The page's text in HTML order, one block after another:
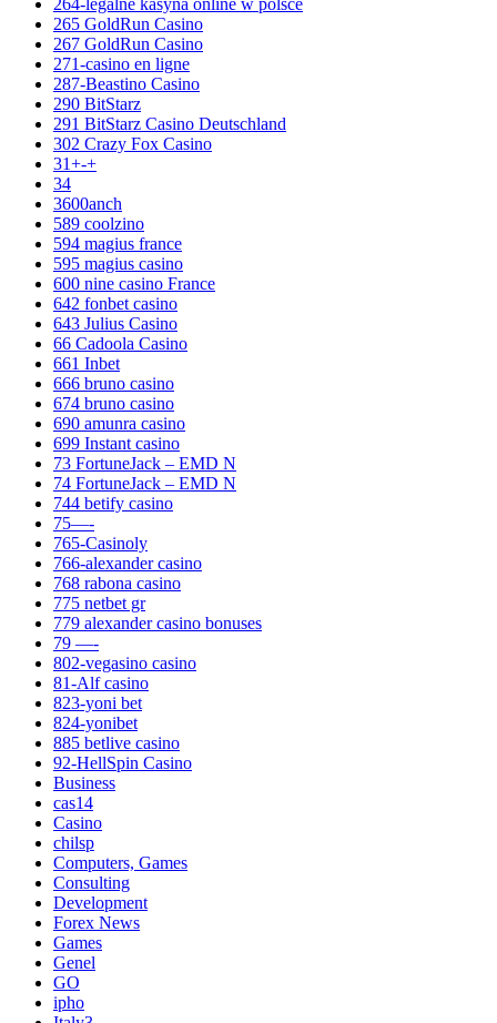
264-legalne kasyna online w polsce
265 GoldRun Casino
267 GoldRun Casino
271-casino en ligne
287-Beastino Casino
290 BitStarz
291 BitStarz Casino Deutschland
302 Crazy Fox Casino
31+-+
34
3600anch
589 coolzino
594 magius france
595 magius casino
600 nine casino France
642 fonbet casino
643 Julius Casino
66 Cadoola Casino
661 Inbet
666 bruno casino
674 bruno casino
690 amunra casino
699 Instant casino
73 FortuneJack – EMD N
74 FortuneJack – EMD N
744 betify casino
75—-
765-Casinoly
766-alexander casino
768 rabona casino
775 netbet gr
779 alexander casino bonuses
79 —-
802-vegasino casino
81-Alf casino
823-yoni bet
824-yonibet
885 betlive casino
92-HellSpin Casino
Business
cas14
Casino
chilsp
Computers, Games
Consulting
Development
Forex News
Games
Genel
GO
ipho